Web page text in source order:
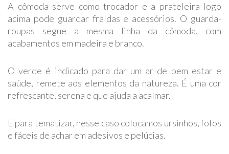
A cômoda serve como trocador e a prateleira logo
acima pode guardar fraldas e acessórios. O guarda-
roupas segue a mesma linha da cômoda, com
acabamentos em madeira e branco.
O verde é indicado para dar um ar de bem estar e
saúde, remete aos elementos da natureza. É uma cor
refrescante, serena e que ajuda a acalmar.
E para tematizar, nesse caso colocamos ursinhos, fofos
e fáceis de achar em adesivos e pelúcias.